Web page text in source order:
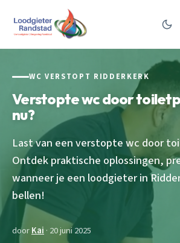
WC VERSTOPT RIDDERKERK
Verstopte wc door
nu?
Last van een verstopte wc door
Ontdek praktische oplossingen,
wanneer je een loodgieter in
bellen!
doorKai · 20 juni 2025